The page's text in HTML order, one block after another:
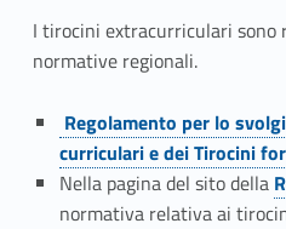
u
r
r
i
I tirocini extracurriculari sono
normative regionali.
Link identifier #identifier__30995-5
Link identifier #identifier__51893-2
Regolamento per lo
curriculari e dei Tirocini
Nella pagina del sito dellaLink identifier #identifier__40290-3
Link identifier #identifier__64912-6
normativa relativa ai